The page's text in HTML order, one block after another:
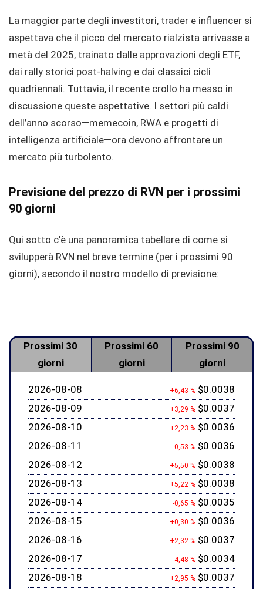
La maggior parte degli investitori, trader e influencer si
aspettava che il picco del mercato rialzista arrivasse a
metà del 2025, trainato dalle approvazioni degli ETF,
dai rally storici post-halving e dai classici cicli
quadriennali. Tuttavia, il recente crollo ha messo in
discussione queste aspettative. I settori più caldi
dell’anno scorso—memecoin, RWA e progetti di
intelligenza artificiale—ora devono affrontare un
mercato più turbolento.
Previsione del prezzo di RVN per i prossimi
90 giorni
Qui sotto c’è una panoramica tabellare di come si
svilupperà RVN nel breve termine (per i prossimi 90
giorni), secondo il nostro modello di previsione:
Prossimi 30
giorni
Prossimi 60
giorni
Prossimi 90
giorni
2026-08-08 +6,43 % $0.0038
2026-08-09
+3,29 % $0.0037
2026-08-10
+2,23 % $0.0036
2026-08-11
-0,53 % $0.0036
2026-08-12
+5,50 % $0.0038
2026-08-13
+5,22 % $0.0038
2026-08-14
-0,65 % $0.0035
2026-08-15
+0,30 % $0.0036
2026-08-16
+2,32 % $0.0037
2026-08-17
-4,48 % $0.0034
2026-08-18
+2,95 % $0.0037